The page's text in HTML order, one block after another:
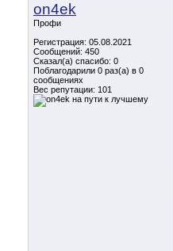
on4ek
Профи
Регистрация: 05.08.2021
Сообщений: 450
Сказал(а) спасибо: 0
Поблагодарили 0 раз(а) в 0
сообщениях
Вес репутации: 101